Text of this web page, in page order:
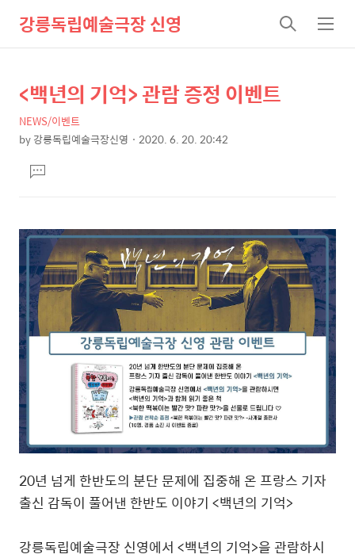
강릉독립예술극장 신영
검
색
메
뉴
상
세
컨
텐
츠
본
제
목
<백년의 기억> 관람 증정 이벤트
NEWS/이벤트
by강릉독립예술극장신영 2020. 6. 20. 20:42
문댓
글
20년 넘게 한반도의 분단 문제에 집중해 온 프랑스 기자
출신 감독이 풀어낸 한반도 이야기 <백년의 기억>
강릉독립예술극장 신영에서 <백년의 기억>을 관람하시